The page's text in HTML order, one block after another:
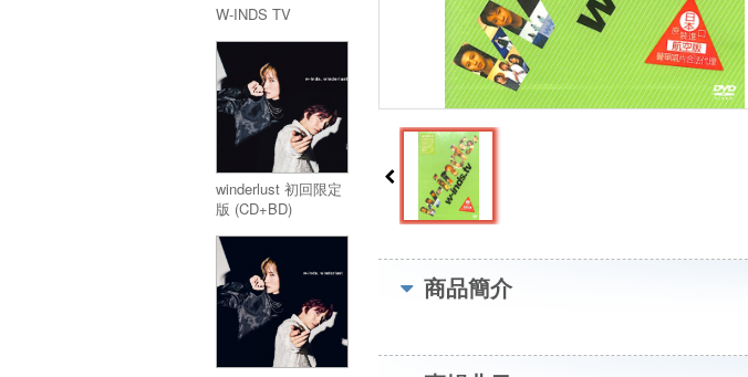
W-INDS TV
winderlust 初回限定
版 (CD+BD)
商品簡介